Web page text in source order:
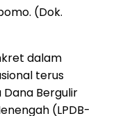
(Dok.
dalam
terus
Bergulir
(LPDB-